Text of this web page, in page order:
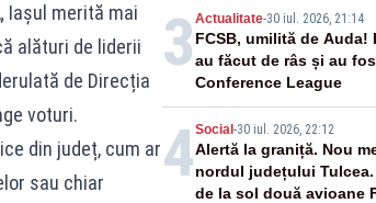
Iașul merită mai
alături de liderii
de Direcția
voturi.
din județ, cum ar
sau chiar
3 Actualitate-30 iul. 2026, 21:14
FCSB, umilită de Auda!
au făcut de râs și au
Conference League
4Social -30 iul. 2026, 22:12
Alertă la graniță. Nou
nordul județului
de la sol două avioane